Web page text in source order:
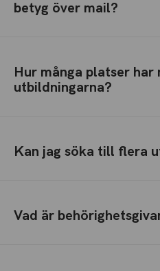
betyg över mail?
Hur många platser har
utbildningarna?
Kan jag söka till flera
Vad är